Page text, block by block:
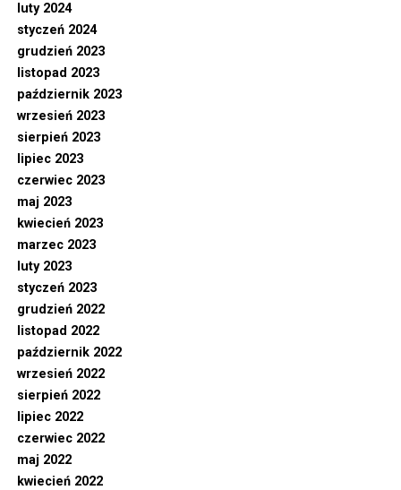
luty 2024
styczeń 2024
grudzień 2023
listopad 2023
październik 2023
wrzesień 2023
sierpień 2023
lipiec 2023
czerwiec 2023
maj 2023
kwiecień 2023
marzec 2023
luty 2023
styczeń 2023
grudzień 2022
listopad 2022
październik 2022
wrzesień 2022
sierpień 2022
lipiec 2022
czerwiec 2022
maj 2022
kwiecień 2022